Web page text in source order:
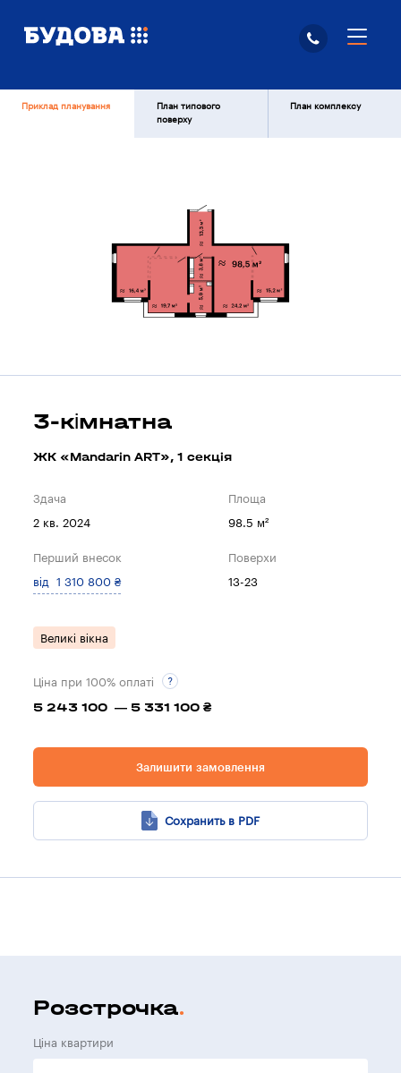
Приклад планування
План типового
поверху
План комплексу
3-кімнатна
ЖК «Mandarin ART», 1 секцiя
Здача
2 кв. 2024
Площа
98.5 м²
Перший внесок
від 1 310 800 ₴
Поверхи
13-23
Великі вікна
Ціна при 100% оплаті
5 243 100 — 5 331 100 ₴
Залишити замовлення
Сохранить в PDF
Розстрочка
Ціна квартири